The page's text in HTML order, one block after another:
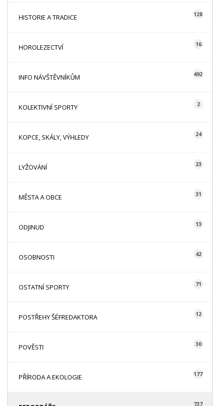
HISTORIE A TRADICE 128
HOROLEZECTVÍ 16
INFO NÁVŠTĚVNÍKŮM 492
KOLEKTIVNÍ SPORTY 2
KOPCE, SKÁLY, VÝHLEDY 24
LYŽOVÁNÍ 23
MĚSTA A OBCE 31
ODJINUD 13
OSOBNOSTI 42
OSTATNÍ SPORTY 71
POSTŘEHY ŠÉFREDAKTORA 12
POVĚSTI 30
PŘÍRODA A EKOLOGIE 177
737